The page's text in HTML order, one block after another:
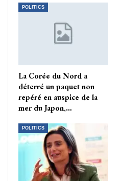
POLITICS
La Corée du Nord a
déterré un paquet non
repéré en auspice de la
mer du Japon,…
POLITICS